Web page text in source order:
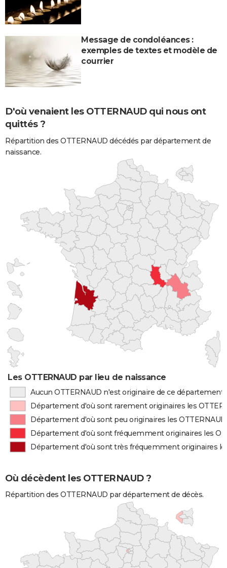
Message de condoléances :
exemples de textes et modèle de
courrier
D'où venaient les OTTERNAUD qui nous ont
quittés ?
Répartition des OTTERNAUD décédés par département de
naissance.
Les OTTERNAUD par lieu de naissance
Aucun OTTERNAUD n'est originaire de ce département
Département d'où sont rarement originaires les
Département d'où sont peu originaires les OTTERNAUD
Département d'où sont fréquemment originaires les
Département d'où sont très fréquemment originaires
Où décèdent les OTTERNAUD ?
Répartition des OTTERNAUD par département de décès.